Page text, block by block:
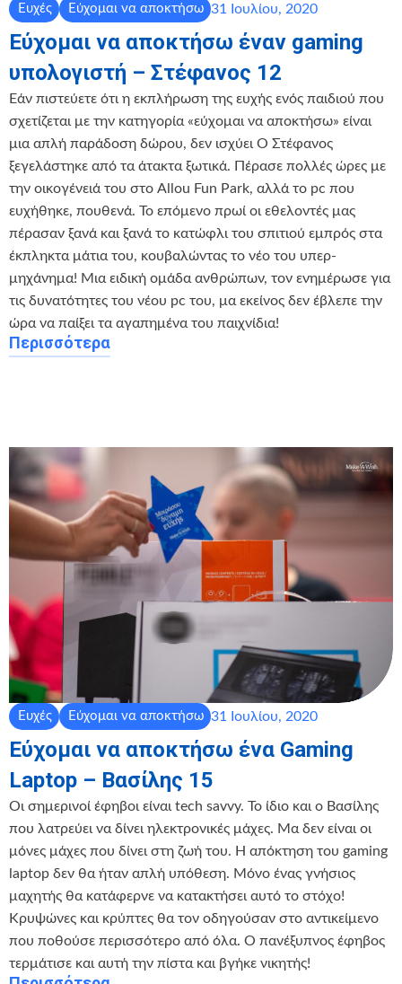
Ευχές Εύχομαι να αποκτήσω 31 Ιουλίου, 2020
Εύχομαι να αποκτήσω έναν gaming
υπολογιστή – Στέφανος 12
Εάν πιστεύετε ότι η εκπλήρωση της ευχής ενός παιδιού που
σχετίζεται με την κατηγορία «εύχομαι να αποκτήσω» είναι
μια απλή παράδοση δώρου, δεν ισχύει Ο Στέφανος
ξεγελάστηκε από τα άτακτα ξωτικά. Πέρασε πολλές ώρες με
την οικογένειά του στο Allou Fun Park, αλλά το pc που
ευχήθηκε, πουθενά. Το επόμενο πρωί οι εθελοντές μας
πέρασαν ξανά και ξανά το κατώφλι του σπιτιού εμπρός στα
έκπληκτα μάτια του, κουβαλώντας το νέο του υπερ-
μηχάνημα! Μια ειδική ομάδα ανθρώπων, τον ενημέρωσε για
τις δυνατότητες του νέου pc του, μα εκείνος δεν έβλεπε την
ώρα να παίξει τα αγαπημένα του παιχνίδια! ‍ ️
Περισσότερα
Ευχές Εύχομαι να αποκτήσω 31 Ιουλίου, 2020
Εύχομαι να αποκτήσω ένα Gaming
Laptop – Βασίλης 15
Οι σημερινοί έφηβοι είναι tech savvy. Το ίδιο και ο Βασίλης
που λατρεύει να δίνει ηλεκτρονικές μάχες. Μα δεν είναι οι
μόνες μάχες που δίνει στη ζωή του. Η απόκτηση του gaming
laptop δεν θα ήταν απλή υπόθεση. Μόνο ένας γνήσιος
μαχητής θα κατάφερνε να κατακτήσει αυτό το στόχο!
Κρυψώνες και κρύπτες θα τον οδηγούσαν στο αντικείμενο
που ποθούσε περισσότερο από όλα. Ο πανέξυπνος έφηβος
τερμάτισε και αυτή την πίστα και βγήκε νικητής! ‍ ️